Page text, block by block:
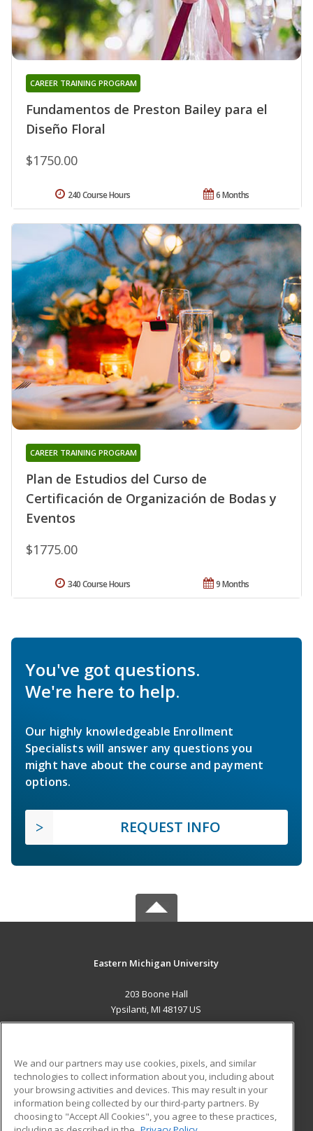
Fundamentos de Preston Bailey para el
Diseño Floral
CAREER TRAINING PROGRAM
$1750.00
6 Months
240 Course Hours
Plan de Estudios del Curso de
Certificación de Organización de Bodas y
Eventos
CAREER TRAINING PROGRAM
$1775.00
9 Months
340 Course Hours
You've got questions.
We're here to help.
Our highly knowledgeable Enrollment
Specialists will answer any questions you
might have about the course and payment
options.
REQUEST INFO
Eastern Michigan University
203 Boone Hall
Ypsilanti, MI 48197 US
ADDITIONAL RESOURCES
Military
Financial Assistance
Student Blog
We and our partners may use cookies, pixels, and similar
technologies to collect information about you, including about
your browsing activities and devices. This may result in your
information being collected by our third-party partners. By
choosing to "Accept All Cookies", you agree to these practices,